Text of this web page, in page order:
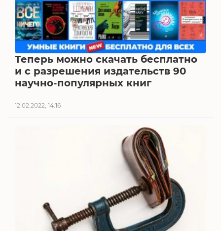
Теперь можно скачать бесплатно
и с разрешения издательств 90
научно-популярных книг
12.02.2022, 14:16